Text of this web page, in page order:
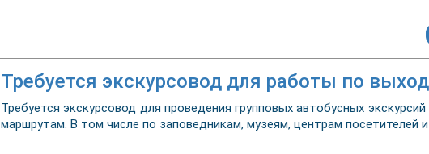
Требуется экскурсовод для работы по
Требуется экскурсовод для проведения групповых автобусных
маршрутам. В том числе по заповедникам, музеям, центрам посетителей и